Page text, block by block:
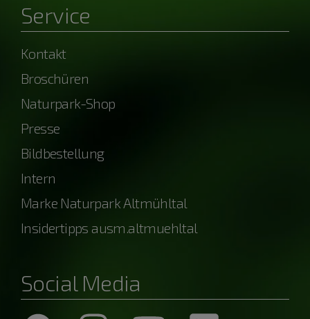
Service
Kontakt
Broschüren
Naturpark-Shop
Presse
Bildbestellung
Intern
Marke Naturpark Altmühltal
Insidertipps ausm.altmuehltal
Social Media